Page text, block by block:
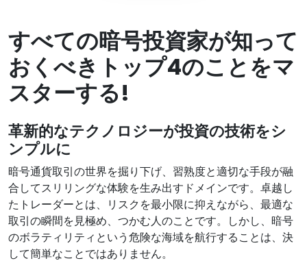
すべての暗号投資家が知って
おくべきトップ4のことをマ
スターする!
革新的なテクノロジーが投資の技術をシ
ンプルに
暗号通貨取引の世界を掘り下げ、習熟度と適切な手段が融
合してスリリングな体験を生み出すドメインです。卓越し
たトレーダーとは、リスクを最小限に抑えながら、最適な
取引の瞬間を見極め、つかむ人のことです。しかし、暗号
のボラティリティという危険な海域を航行することは、決
して簡単なことではありません。